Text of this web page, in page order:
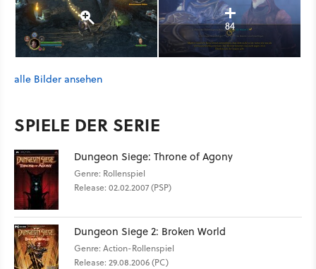
84
alle Bilder ansehen
SPIELE DER SERIE
Dungeon Siege: Throne of Agony
Genre: Rollenspiel
Release: 02.02.2007 (PSP)
Dungeon Siege 2: Broken World
Genre: Action-Rollenspiel
Release: 29.08.2006 (PC)